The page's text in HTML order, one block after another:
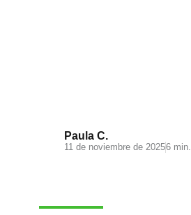
Paula C.
11 de noviembre de 20256 min.